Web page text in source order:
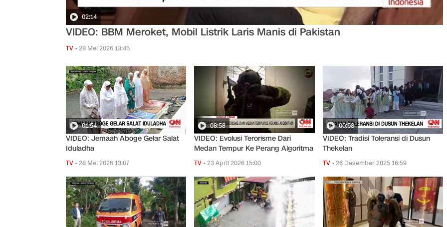
02:14
VIDEO: BBM Meroket, Mobil Listrik Laris Manis di Pakistan
TV •28 Mei 2026 13:45
01:54
VIDEO: Jemaah Aboge Gelar Salat
Iduladha
TV •28 Mei 2026 13:07
08:58
VIDEO: Evolusi Terorisme Dari
Medan Tempur Ke Perang Algoritma
TV •23 April 2026 15:00
00:58
VIDEO: Tradisi Toleransi di Dusun
Thekelan
TV•26 Desember 2025 16:59